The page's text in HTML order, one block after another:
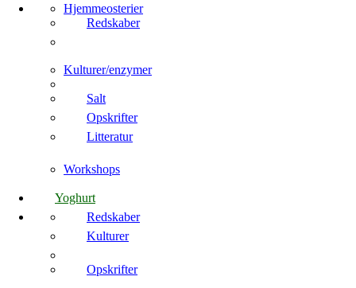
Hjemmeosterier
Redskaber
Kulturer/enzymer
Salt
Opskrifter
Litteratur
Workshops
Yoghurt
Redskaber
Kulturer
Opskrifter